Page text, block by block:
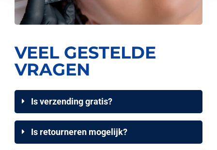
VEEL GESTELDE
VRAGEN
Is verzending gratis?
Is retourneren mogelijk?